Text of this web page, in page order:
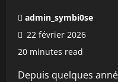
admin_symbi0se
22 février 2026
20 minutes read
Depuis quelques